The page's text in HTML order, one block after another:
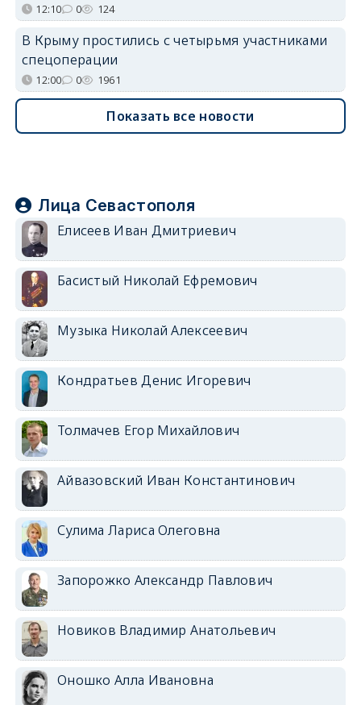
12:10 0 124
В Крыму простились с четырьмя участниками
спецоперации
12:00 0 1961
Показать все новости
Лица Севастополя
Елисеев Иван Дмитриевич
Басистый Николай Ефремович
Музыка Николай Алексеевич
Кондратьев Денис Игоревич
Толмачев Егор Михайлович
Айвазовский Иван Константинович
Сулима Лариса Олеговна
Запорожко Александр Павлович
Новиков Владимир Анатольевич
Оношко Алла Ивановна